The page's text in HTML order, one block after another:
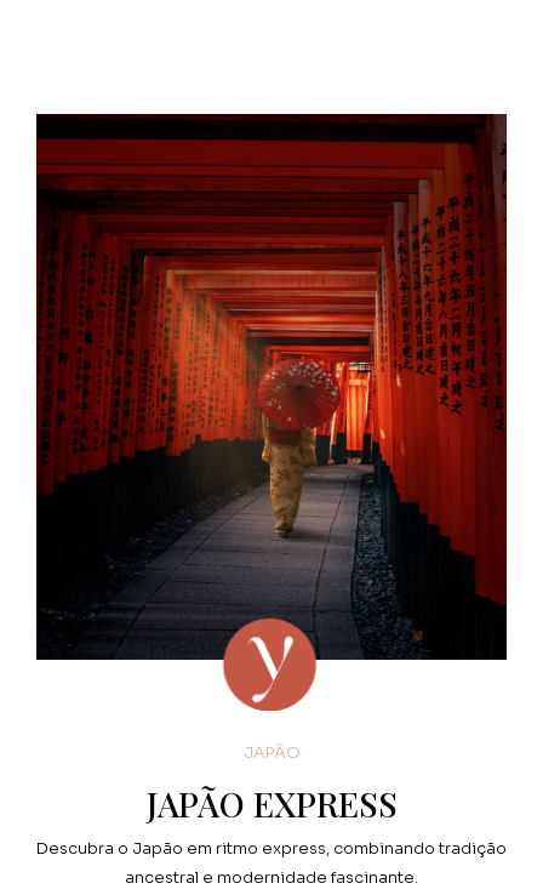
JAPÃO
JAPÃO EXPRESS
Descubra o Japão em ritmo express, combinando tradição
ancestral e modernidade fascinante.